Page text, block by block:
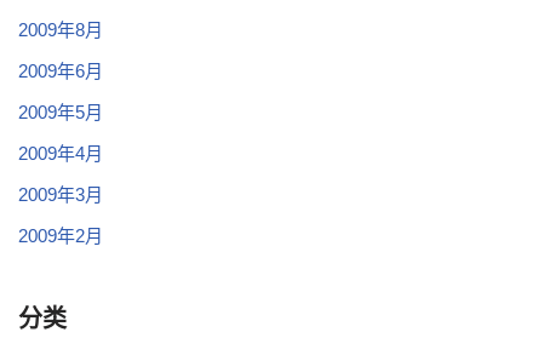
2009年8月
2009年6月
2009年5月
2009年4月
2009年3月
2009年2月
分类